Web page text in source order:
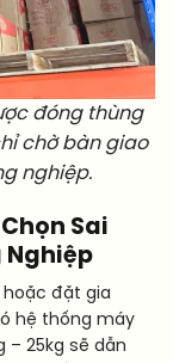
đóng thùng
chờ bàn giao
nghiệp.
Sai
Nghiệp
đặt gia
hệ thống máy
– 25kg sẽ dẫn